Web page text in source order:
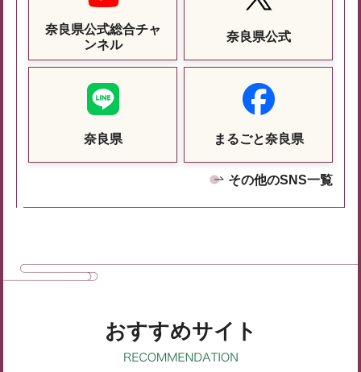
奈良県公式総合チャ
ンネル
奈良県公式
奈良県 まるごと奈良県
その他のSNS一覧
おすすめサイト